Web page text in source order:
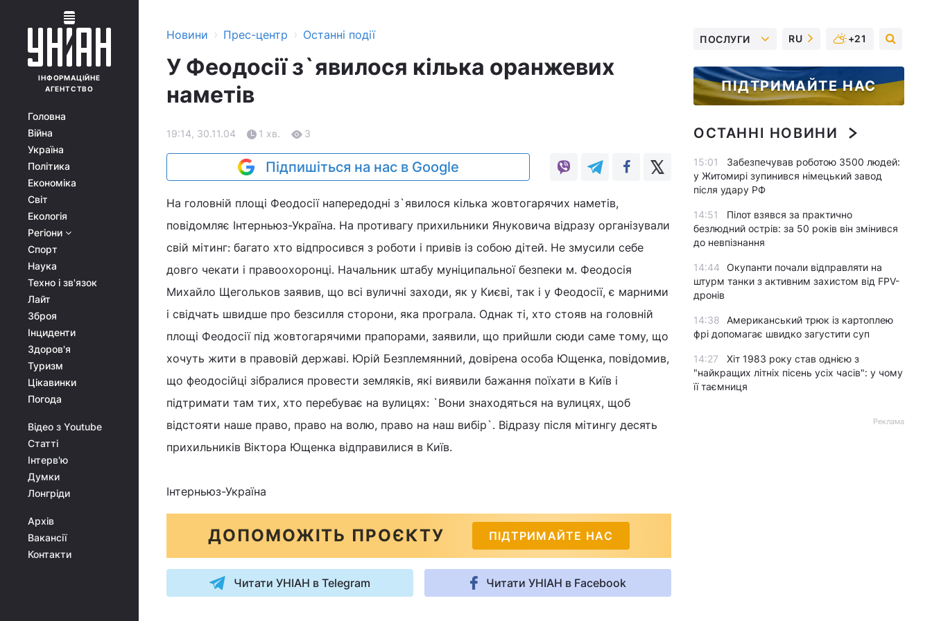
ІНФОРМАЦІЙНЕ
АГЕНТСТВО
Головна
Війна
Україна
Політика
Економіка
Світ
Екологія
Регіони
Спорт
Наука
Техно і зв'язок
Лайт
Зброя
Інциденти
Здоров'я
Туризм
Цікавинки
Погода
Відео з Youtube
Статті
Інтерв'ю
Думки
Лонгріди
Архів
Вакансії
Контакти
Новини › Прес-центр › Останні події
У Феодосії з`явилося кілька оранжевих
наметів
19:14, 30.11.04 1 хв. 3
Підпишіться на нас в Google
На головній площі Феодосії напередодні з`явилося кілька жовтогарячих наметів,
повідомляє Інтерньюз-Україна. На противагу прихильники Януковича відразу організували
свій мітинг: багато хто відпросився з роботи і привів із собою дітей. Не змусили себе
довго чекати і правоохоронці. Начальник штабу муніципальної безпеки м. Феодосія
Михайло Щегольков заявив, що всі вуличні заходи, як у Києві, так і у Феодосії, є марними
і свідчать швидше про безсилля сторони, яка програла. Однак ті, хто стояв на головній
площі Феодосії під жовтогарячими прапорами, заявили, що прийшли сюди саме тому, що
хочуть жити в правовій державі. Юрій Безплемянний, довірена особа Ющенка, повідомив,
що феодосійці зібралися провести земляків, які виявили бажання поїхати в Київ і
підтримати там тих, хто перебуває на вулицях: `Вони знаходяться на вулицях, щоб
відстояти наше право, право на волю, право на наш вибір`. Відразу після мітингу десять
прихильників Віктора Ющенка відправилися в Київ.
Інтерньюз-Україна
ДОПОМОЖІТЬ ПРОЄКТУ ПІДТРИМАЙТЕ НАС
Читати УНІАН в Telegram Читати УНІАН в Facebook
ПОСЛУГИ RU +21
ПІДТРИМАЙТЕ НАС
ОСТАННІ НОВИНИ
15:01
Забезпечував роботою 3500 людей:
у Житомирі зупинився німецький завод
після удару РФ
14:51
Пілот взявся за практично
безлюдний острів: за 50 років він змінився
до невпізнання
14:44
Окупанти почали відправляти на
штурм танки з активним захистом від FPV-
дронів
14:38
Американський трюк із картоплею
фрі допомагає швидко загустити суп
14:27
Хіт 1983 року став однією з
"найкращих літніх пісень усіх часів": у чому
її таємниця
Реклама